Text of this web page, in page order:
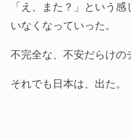
「え、また？」という
いなくなっていった。
不完全な、不安だらけの
それでも日本は、出た。